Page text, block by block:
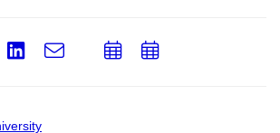
LinkedIn
e-
Email
AddAdd